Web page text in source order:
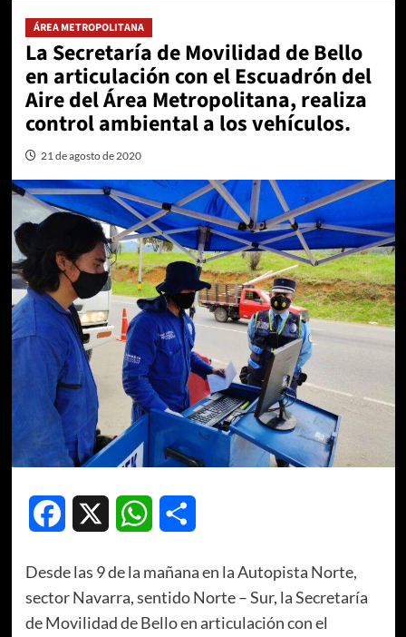
ÁREA METROPOLITANA
La Secretaría de Movilidad de Bello
en articulación con el Escuadrón del
Aire del Área Metropolitana, realiza
control ambiental a los vehículos.
21 de agosto de 2020
Facebook WhatsApp
Desde las 9 de la mañana en la Autopista Norte,
sector Navarra, sentido Norte – Sur, la Secretaría
de Movilidad de Bello en articulación con el